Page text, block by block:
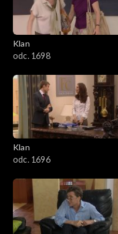
4201–4300
4101–4200
3901–4000
3801–3900
3701–3800
3601–3700
3501–3600
Klan
odc. 1698
Klan
odc. 1696